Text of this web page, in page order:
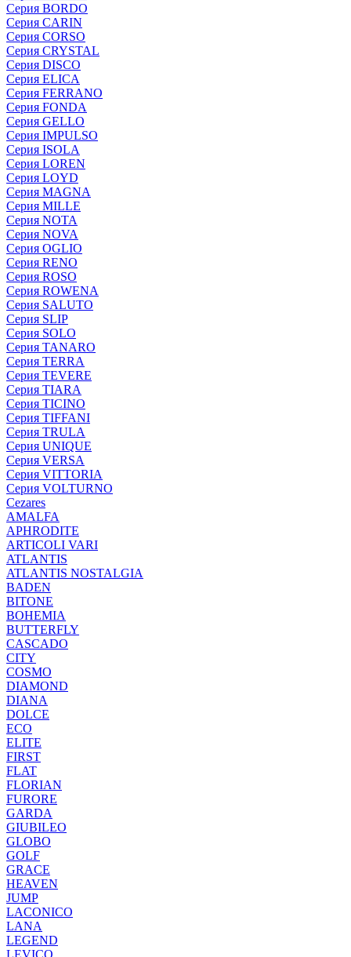
Серия BORDO
Серия CARIN
Серия CORSO
Серия CRYSTAL
Серия DISCO
Серия ELICA
Серия FERRANO
Серия FONDA
Серия GELLO
Серия IMPULSO
Серия ISOLA
Серия LOREN
Серия LOYD
Серия MAGNA
Серия MILLE
Серия NOTA
Серия NOVA
Серия OGLIO
Серия RENO
Серия ROSO
Серия ROWENA
Серия SALUTO
Серия SLIP
Серия SOLO
Серия TANARO
Серия TERRA
Серия TEVERE
Серия TIARA
Серия TICINO
Серия TIFFANI
Серия TRULA
Серия UNIQUE
Серия VERSA
Серия VITTORIA
Серия VOLTURNO
Cezares
AMALFA
APHRODITE
ARTICOLI VARI
ATLANTIS
ATLANTIS NOSTALGIA
BADEN
BITONE
BOHEMIA
BUTTERFLY
CASCADO
CITY
COSMO
DIAMOND
DIANA
DOLCE
ECO
ELITE
FIRST
FLAT
FLORIAN
FURORE
GARDA
GIUBILEO
GLOBO
GOLF
GRACE
HEAVEN
JUMP
LACONICO
LANA
LEGEND
LEVICO